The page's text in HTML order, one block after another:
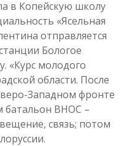
в Копейскую школу
«Ясельная
отправляется
Бологое
«Курс молодого
области. После
Западном фронте
батальон ВНОС –
связь; потом